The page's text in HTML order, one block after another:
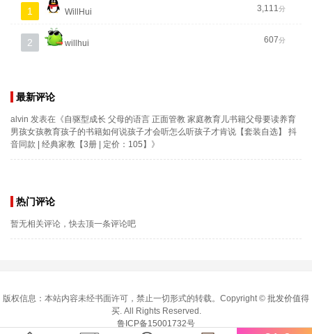
1 WillHui 3,111 分
2 willhui 607分
最新评论
alvin 发表在《自驱型成长 父母的语言 正面管教 家庭教育儿书籍父母要读养育
男孩女孩教育孩子的书籍如何说孩子才会听怎么听孩子才肯说【套装自选】 抖
音同款 | 经典家教【3册 | 定价：105】 》
热门评论
暂无相关评论，快去顶一条评论吧
版权信息：本站内容未经书面许可，禁止一切形式的转载。Copyright © 批发价值得
买. All Rights Reserved.
鲁ICP备15001732号